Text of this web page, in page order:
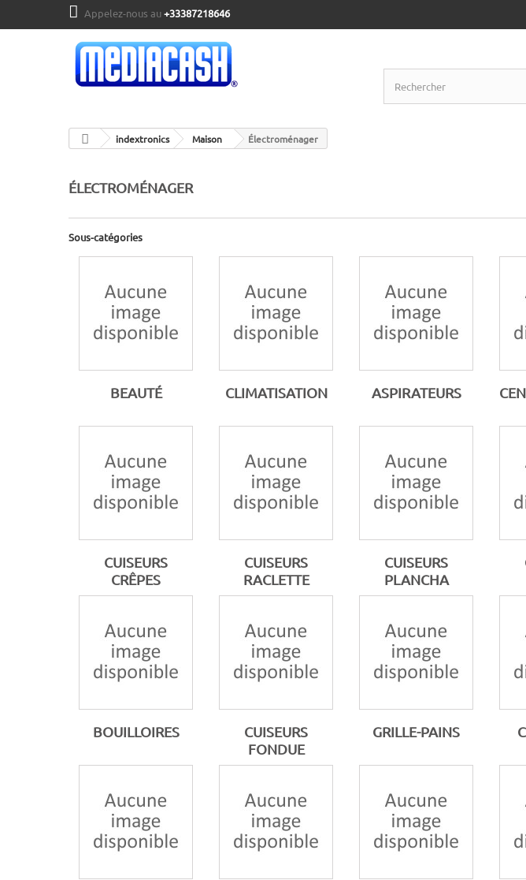
Appelez-nous au+33387218646
indextronics Maison Électroménager
ÉLECTROMÉNAGER
Sous-catégories
BEAUTÉ CLIMATISATION ASPIRATEURS
CUISEURS
CRÊPES
CUISEURS
RACLETTE
CUISEURS
PLANCHA
BOUILLOIRES
CUISEURS
FONDUE
GRILLE-PAINS